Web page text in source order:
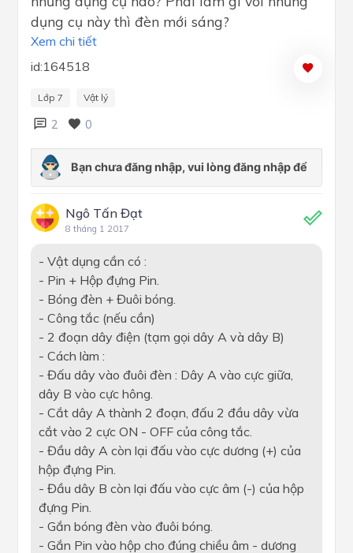
dụng cụ này thì đèn mới sáng?
Xem chi tiết
id:164518
Lớp 7 Vật lý
2 0
Ngô Tấn Đạt
8 tháng 1 2017
- Vật dụng cần có :
- Pin + Hộp đựng Pin.
- Bóng đèn + Đuôi bóng.
- Công tắc (nếu cần)
- 2 đoạn dây điện (tạm gọi dây A và dây B)
- Cách làm :
- Đấu dây vào đuôi đèn : Dây A vào cực giữa,
dây B vào cực hông.
- Cắt dây A thành 2 đoạn, đấu 2 đầu dây vừa
cắt vào 2 cực ON - OFF của công tắc.
- Đầu dây A còn lại đấu vào cực dương (+) của
hộp đựng Pin.
- Đầu dây B còn lại đấu vào cực âm (-) của hộp
đựng Pin.
- Gắn bóng đèn vào đuôi bóng.
- Gắn Pin vào hộp cho đúng chiều âm - dương